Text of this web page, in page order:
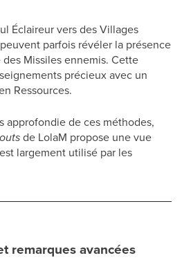
Éclaireur vers des Villages
parfois révéler la présence
Missiles ennemis. Cette
précieux avec un
Ressources.
approfondie de ces méthodes,
de LolaM propose une vue
largement utilisé par les
remarques avancées